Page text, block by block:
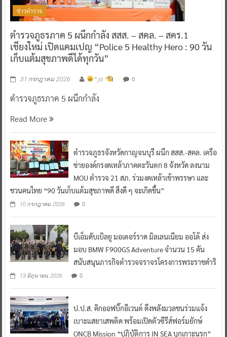
ข่าวตำรวจ
ตำรวจภูธรภาค 5 ผนึกกำลัง สสส. – สคล. – สคร.1
เชียงใหม่ เปิดแคมเปญ “Police 5 Healthy Hero : 90 วัน
เก็บแต้มสุขภาพดีได้ทุกวัน”
31 กรกฎาคม 2026 ^ jo ^ 0
ตำรวจภูธรภาค 5 ผนึกกำลัง
Read More
ตำรวจภูธรจังหวัดกาญจนบุรี ผนึก สสส.-สคล. เครือ
ข่ายองค์กรงดเหล้าภาคตะวันตก 8 จังหวัด ลงนาม
MOU ตำรวจ 21 สภ. ร่วมงดเหล้าเข้าพรรษา และ
ชวนคนไทย “90 วันเก็บแต้มสุขภาพดี สิ่งดี ๆ จะเกิดขึ้น”
10 กรกฎาคม 2026 0
บีเอ็มดับเบิลยู มอเตอร์ราด มิลเลนเนียม ออโต้ ส่ง
มอบ BMW F900GS Adventure จำนวน 15 คัน
สนับสนุนภารกิจตำรวจจราจรโครงการพระราชดำริ
13 มิถุนายน 2026 0
ป.ป.ส. คิกออฟบิ๊กอีเวนต์ ดึงพลังมวลชนร่วมแจ้ง
เบาะแสยาเสพติด พร้อมเปิดตัวซีรีส์ฟอร์มยักษ์
ONCB Mission “ปฏิบัติการ IN SEA บุกเกาะนรก”